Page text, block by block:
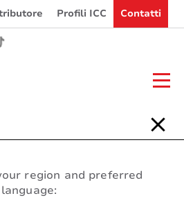
Profili ICC Contatti
region and preferred
language: